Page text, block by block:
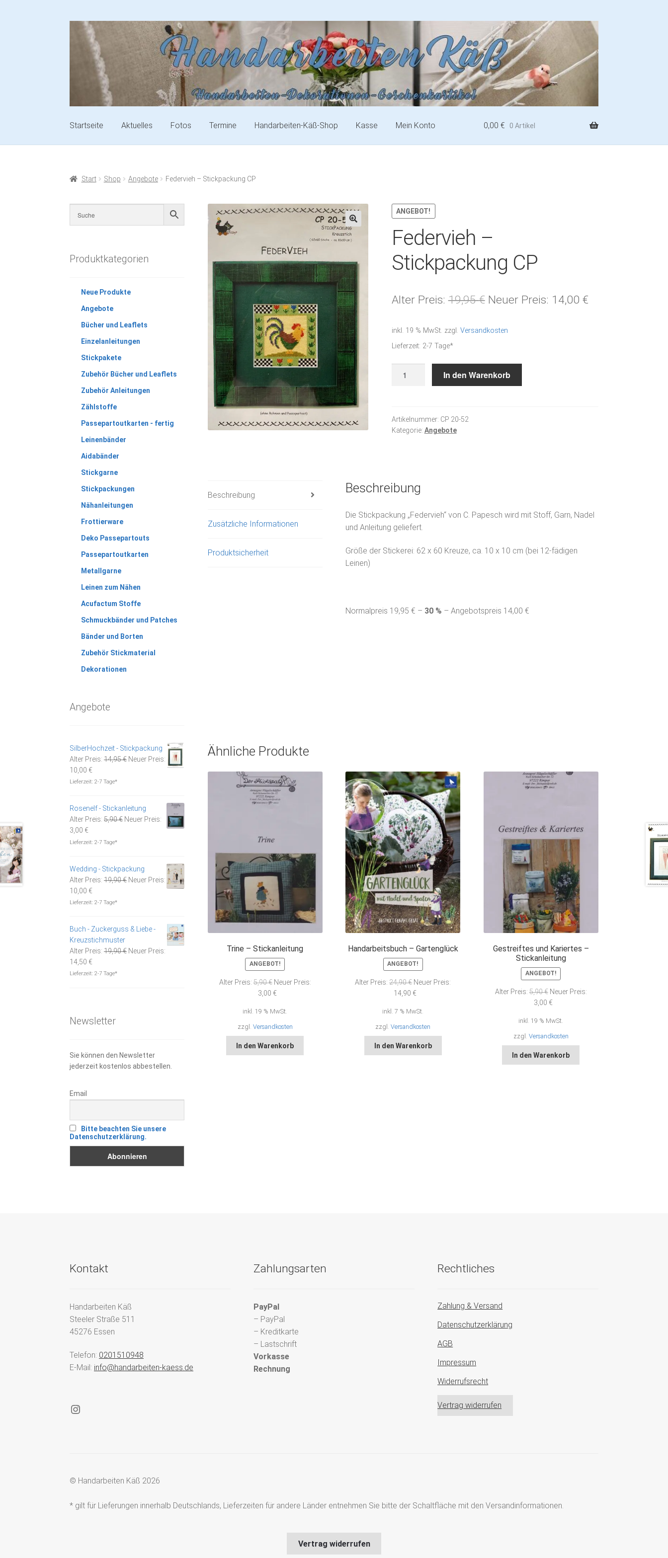
Startseite Aktuelles Fotos Termine Handarbeiten-Käß-Shop Kasse Mein Konto 0,00 € 0 Artikel
Start Shop Angebote Federvieh – Stickpackung CP
ANGEBOT!
🔍
Federvieh –
Stickpackung CP
Alter Preis: 19,95€ Ursprünglicher
war:
Neuer Preis: 14,00 €Aktueller
inkl. 19 % MwSt. zzgl. Versandkosten
Lieferzeit: 2-7 Tage*
Menge
In den Warenkorb
Artikelnummer: CP 20-52
Kategorie: Angebote
Beschreibung
Zusätzliche Informationen
Produktsicherheit
Beschreibung
Die Stickpackung „Federvieh“ von C. Papesch wird mit Stoff, Garn, Nadel
und Anleitung geliefert.
Größe der Stickerei: 62 x 60 Kreuze, ca. 10 x 10 cm (bei 12-fädigen
Leinen)
Normalpreis 19,95 € – 30 % – Angebotspreis 14,00 €
Ähnliche Produkte
Trine – Stickanleitung
ANGEBOT!
Alter Preis: 5,90€ Ursprünglicher
Preis
5,90 €
Neuer Preis:
3,00 €Aktueller
ist:
3,00 €.
inkl. 19 % MwSt.
zzgl. Versandkosten
In den Warenkorb
Handarbeitsbuch – Gartenglück
ANGEBOT!
Alter Preis: 24,90€ Ursprünglicher
Preis
24,90 €
Neuer Preis:
14,90 €Aktueller
ist:
14,90 €.
inkl. 7 % MwSt.
zzgl.Versandkosten
In den Warenkorb
Gestreiftes und Kariertes –
Stickanleitung
ANGEBOT!
Alter Preis: 5,90€ Ursprünglicher
Preis
5,90 €
Neuer Preis:
3,00 €Aktueller
ist:
3,00 €.
inkl. 19 % MwSt.
zzgl. Versandkosten
In den Warenkorb
Produktkategorien
Neue Produkte
Angebote
Bücher und Leaflets
Einzelanleitungen
Stickpakete
Zubehör Bücher und Leaflets
Zubehör Anleitungen
Zählstoffe
Passepartoutkarten - fertig
Leinenbänder
Aidabänder
Stickgarne
Stickpackungen
Nähanleitungen
Frottierware
Deko Passepartouts
Passepartoutkarten
Metallgarne
Leinen zum Nähen
Acufactum Stoffe
Schmuckbänder und Patches
Bänder und Borten
Zubehör Stickmaterial
Dekorationen
Angebote
SilberHochzeit - Stickpackung
Alter Preis: 14,95€ Ursprünglicher
Neuer Preis:
10,00 €Aktueller
Preis
Lieferzeit:2-7 Tage*
Rosenelf - Stickanleitung
Alter Preis: 5,90€ Ursprünglicher
Neuer Preis:
3,00 €Aktueller
Preis
Lieferzeit:2-7 Tage*
Wedding - Stickpackung
Alter Preis: 19,90€ Ursprünglicher
Neuer Preis:
10,00 €Aktueller
Preis
Lieferzeit:2-7 Tage*
Buch - Zuckerguss & Liebe -
Kreuzstichmuster
Alter Preis: 19,90€ Ursprünglicher
Neuer Preis:
14,50 €Aktueller
Preis
Lieferzeit:2-7 Tage*
Newsletter
Sie können den Newsletter
jederzeit kostenlos abbestellen.
Email
Bitte beachten Sie unsere
Datenschutzerklärung.
Kontakt
Handarbeiten Käß
Steeler Straße 511
45276 Essen
Telefon: 0201510948
E-Mail: info@handarbeiten-kaess.de
Instagram
Zahlungsarten
PayPal
– PayPal
– Kreditkarte
– Lastschrift
Vorkasse
Rechnung
Rechtliches
Zahlung & Versand
Datenschutzerklärung
AGB
Impressum
Widerrufsrecht
Vertrag widerrufen
© Handarbeiten Käß 2026
* gilt für Lieferungen innerhalb Deutschlands, Lieferzeiten für andere Länder entnehmen Sie bitte der Schaltfläche mit den Versandinformationen.
Vertrag widerrufen